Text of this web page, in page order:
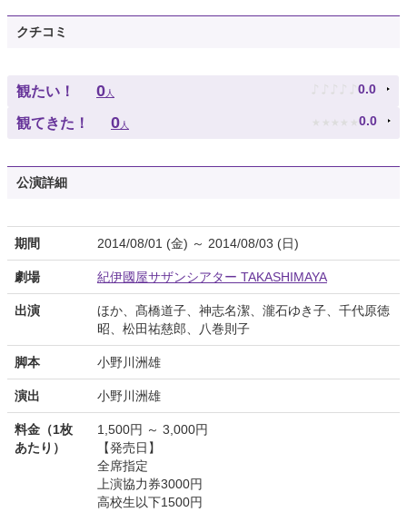
クチコミ
観たい！ 0人 ♪ ♪ ♪ ♪ ♪ 0.0
観てきた！ 0人 ★ ★ ★ ★ ★ 0.0
公演詳細
期間 2014/08/01 (金) ～ 2014/08/03 (日)
劇場 紀伊國屋サザンシアター TAKASHIMAYA
出演
ほか、髙橋道子、神志名潔、瀧石ゆき子、千代原徳
昭、松田祐慈郎、八巻則子
脚本 小野川洲雄
演出 小野川洲雄
料金（1枚
あたり）
1,500円 ～ 3,000円
【発売日】
全席指定
上演協力券3000円
高校生以下1500円